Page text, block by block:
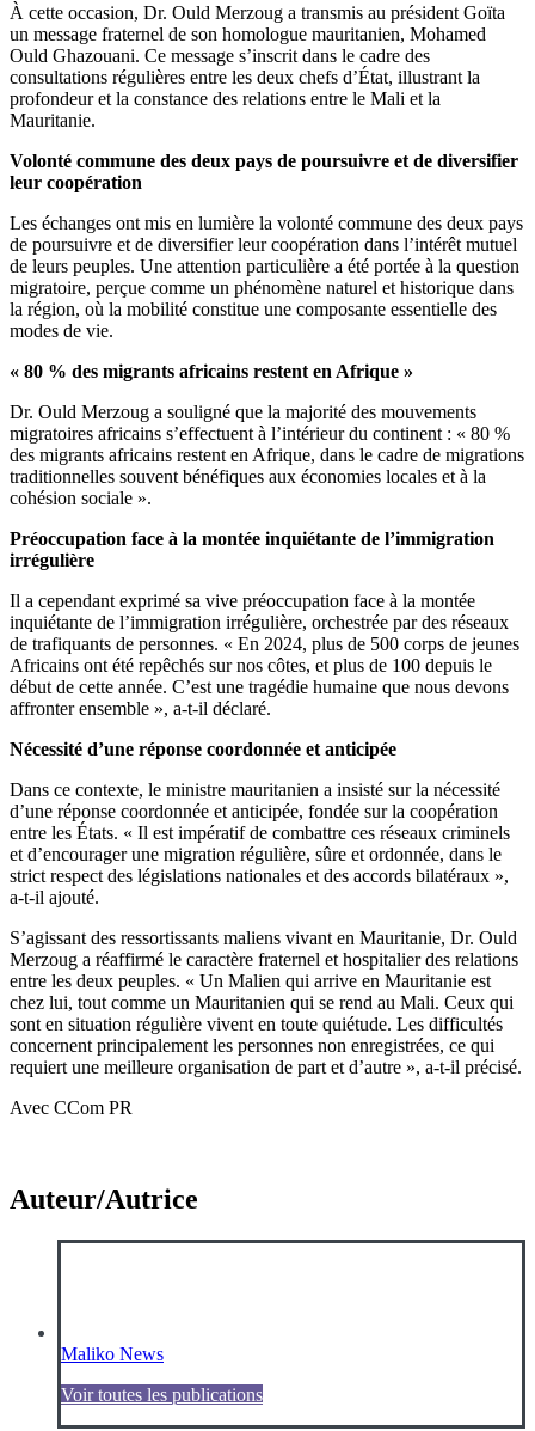
À cette occasion, Dr. Ould Merzoug a transmis au président Goïta
un message fraternel de son homologue mauritanien, Mohamed
Ould Ghazouani. Ce message s’inscrit dans le cadre des
consultations régulières entre les deux chefs d’État, illustrant la
profondeur et la constance des relations entre le Mali et la
Mauritanie.
Volonté commune des deux pays de poursuivre et de diversifier
leur coopération
Les échanges ont mis en lumière la volonté commune des deux pays
de poursuivre et de diversifier leur coopération dans l’intérêt mutuel
de leurs peuples. Une attention particulière a été portée à la question
migratoire, perçue comme un phénomène naturel et historique dans
la région, où la mobilité constitue une composante essentielle des
modes de vie.
« 80 % des migrants africains restent en Afrique »
Dr. Ould Merzoug a souligné que la majorité des mouvements
migratoires africains s’effectuent à l’intérieur du continent : « 80 %
des migrants africains restent en Afrique, dans le cadre de migrations
traditionnelles souvent bénéfiques aux économies locales et à la
cohésion sociale ».
Préoccupation face à la montée inquiétante de l’immigration
irrégulière
Il a cependant exprimé sa vive préoccupation face à la montée
inquiétante de l’immigration irrégulière, orchestrée par des réseaux
de trafiquants de personnes. « En 2024, plus de 500 corps de jeunes
Africains ont été repêchés sur nos côtes, et plus de 100 depuis le
début de cette année. C’est une tragédie humaine que nous devons
affronter ensemble », a-t-il déclaré.
Nécessité d’une réponse coordonnée et anticipée
Dans ce contexte, le ministre mauritanien a insisté sur la nécessité
d’une réponse coordonnée et anticipée, fondée sur la coopération
entre les États. « Il est impératif de combattre ces réseaux criminels
et d’encourager une migration régulière, sûre et ordonnée, dans le
strict respect des législations nationales et des accords bilatéraux »,
a-t-il ajouté.
S’agissant des ressortissants maliens vivant en Mauritanie, Dr. Ould
Merzoug a réaffirmé le caractère fraternel et hospitalier des relations
entre les deux peuples. « Un Malien qui arrive en Mauritanie est
chez lui, tout comme un Mauritanien qui se rend au Mali. Ceux qui
sont en situation régulière vivent en toute quiétude. Les difficultés
concernent principalement les personnes non enregistrées, ce qui
requiert une meilleure organisation de part et d’autre », a-t-il précisé.
Avec CCom PR
Auteur/Autrice
Maliko News
Voir toutes les publications